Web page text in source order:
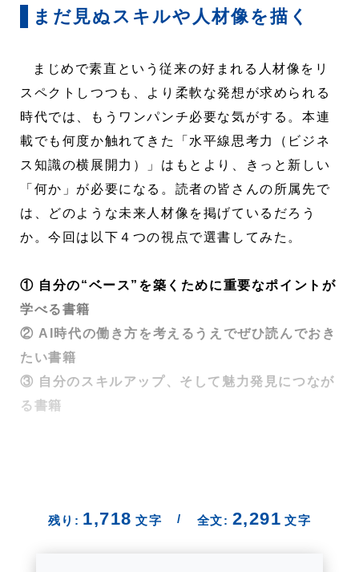
まだ見ぬスキルや人材像を描く
まじめで素直という従来の好まれる人材像をリ
スペクトしつつも、より柔軟な発想が求められる
時代では、もうワンパンチ必要な気がする。本連
載でも何度か触れてきた「水平線思考力（ビジネ
ス知識の横展開力）」はもとより、きっと新しい
「何か」が必要になる。読者の皆さんの所属先で
は、どのような未来人材像を掲げているだろう
か。今回は以下４つの視点で選書してみた。
① 自分の“ベース”を築くために重要なポイントが
学べる書籍
② AI時代の働き方を考えるうえでぜひ読んでおき
たい書籍
③ 自分のスキルアップ、そして魅力発見につなが
る書籍
残り: 1,718 文字 / 全文: 2,291 文字